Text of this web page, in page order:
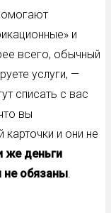
и
всего, обычный
услуги, —
списать с вас
вы
и они не
же деньги
не обязаны.